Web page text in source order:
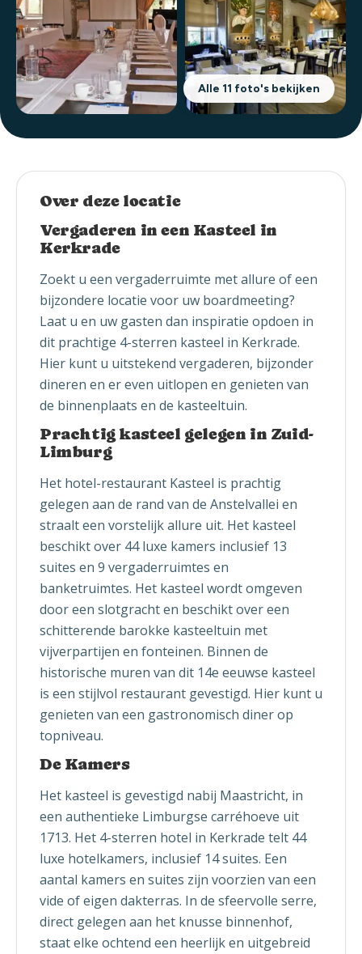
Alle 11 foto's bekijken
Over deze locatie
Vergaderen in een Kasteel in
Kerkrade
Zoekt u een vergaderruimte met allure of een
bijzondere locatie voor uw boardmeeting?
Laat u en uw gasten dan inspiratie opdoen in
dit prachtige 4-sterren kasteel in Kerkrade.
Hier kunt u uitstekend vergaderen, bijzonder
dineren en er even uitlopen en genieten van
de binnenplaats en de kasteeltuin.
Prachtig kasteel gelegen in Zuid-
Limburg
Het hotel-restaurant Kasteel is prachtig
gelegen aan de rand van de Anstelvallei en
straalt een vorstelijk allure uit. Het kasteel
beschikt over 44 luxe kamers inclusief 13
suites en 9 vergaderruimtes en
banketruimtes. Het kasteel wordt omgeven
door een slotgracht en beschikt over een
schitterende barokke kasteeltuin met
vijverpartijen en fonteinen. Binnen de
historische muren van dit 14e eeuwse kasteel
is een stijlvol restaurant gevestigd. Hier kunt u
genieten van een gastronomisch diner op
topniveau.
De Kamers
Het kasteel is gevestigd nabij Maastricht, in
een authentieke Limburgse carréhoeve uit
1713. Het 4-sterren hotel in Kerkrade telt 44
luxe hotelkamers, inclusief 14 suites. Een
aantal kamers en suites zijn voorzien van een
vide of eigen dakterras. In de sfeervolle serre,
direct gelegen aan het knusse binnenhof,
staat elke ochtend een heerlijk en uitgebreid